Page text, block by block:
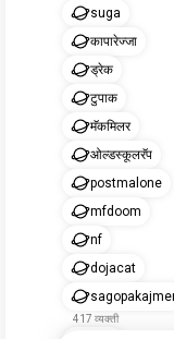
suga
कापारेज्जा
ड्रेक
टुपाक
मॅकमिलर
ओल्डस्कूलरॅप
postmalone
mfdoom
nf
dojacat
417 व्यक्ती